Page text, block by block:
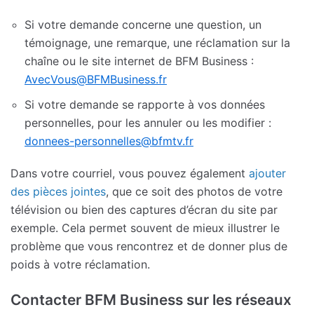
Si votre demande concerne une question, un
témoignage, une remarque, une réclamation sur la
chaîne ou le site internet de BFM Business :
AvecVous@BFMBusiness.fr
Si votre demande se rapporte à vos données
personnelles, pour les annuler ou les modifier :
donnees-personnelles@bfmtv.fr
Dans votre courriel, vous pouvez également ajouter
des pièces jointes, que ce soit des photos de votre
télévision ou bien des captures d’écran du site par
exemple. Cela permet souvent de mieux illustrer le
problème que vous rencontrez et de donner plus de
poids à votre réclamation.
Contacter BFM Business sur les réseaux